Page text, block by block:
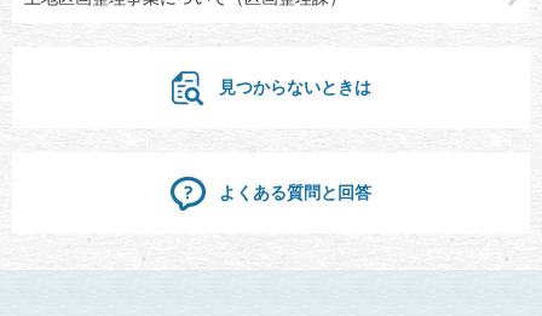
見つからないときは
よくある質問と回答